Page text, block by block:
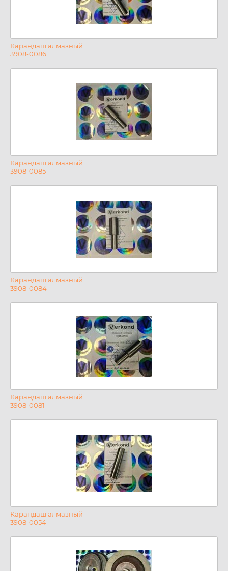
Карандаш алмазный
3908-0086
Карандаш алмазный
3908-0085
Карандаш алмазный
3908-0084
Карандаш алмазный
3908-0081
Карандаш алмазный
3908-0054